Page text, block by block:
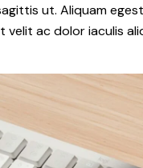
ut. Aliquam
velit ac dolor iaculis